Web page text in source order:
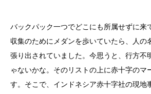
バックパック一つでどこにも所属せずに来
収集のためにメダンを歩いていたら、人の
張り出されていました。今思うと、行方不
ゃないかな。そのリストの上に赤十字のマ
す。そこで、インドネシア赤十字社の現地